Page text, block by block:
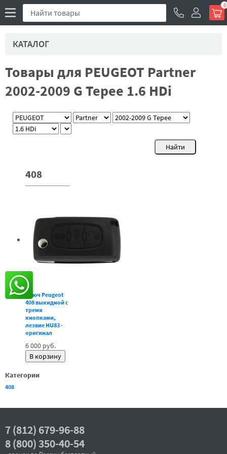
0
КАТАЛОГ
Товары для PEUGEOT Partner
2002-2009 G Tepee 1.6 HDi
408
Ключ Peugeot
408 выкидной с
тремя
кнопками,
лезвие HU83 -
оригинал
6 000 руб.
Категории
408
7 (812) 679-96-88
8 (800) 350-40-54